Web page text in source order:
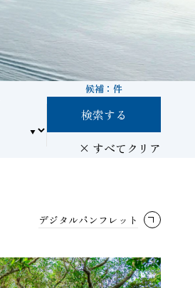
候補： 件
検索する
すべてクリア
デジタルパンフレット